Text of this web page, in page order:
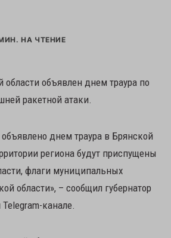
НА ЧТЕНИЕ
области объявлен днем траура по
ракетной атаки.
объявлено днем траура в Брянской
региона будут приспущены
флаги муниципальных
области», – сообщил губернатор
канале.